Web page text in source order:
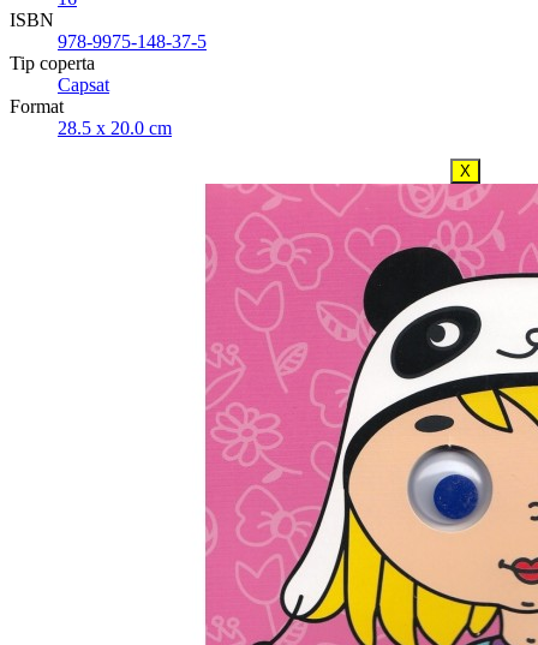
ISBN
978-9975-148-37-5
Tip coperta
Capsat
Format
28.5 x 20.0 cm
X